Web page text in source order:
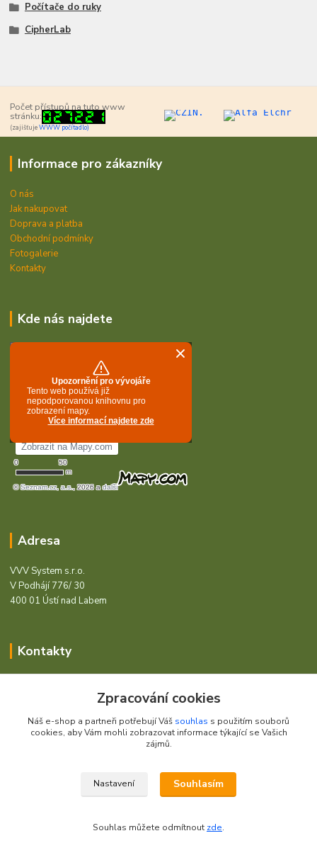
Počítače do ruky
CipherLab
Počet přístupů na tuto www
stránku:
(zajišťujeWWW počítadlo)
Informace pro zákazníky
O nás
Jak nakupovat
Doprava a platba
Obchodní podmínky
Fotogalerie
Kontakty
Kde nás najdete
Adresa
VVV System s.r.o.
V Podhájí 776/ 30
400 01 Ústí nad Labem
Kontakty
+420 472744350
Po - Pá 8:00 - 15:00
© 2021 VVV System s.r.o.
Zpracování cookies
Náš e-shop a partneři potřebují Váš souhlas s použitím souborů
cookies, aby Vám mohli zobrazovat informace týkající se Vašich
zájmů.
Nastavení Souhlasím
Souhlas můžete odmítnout zde.